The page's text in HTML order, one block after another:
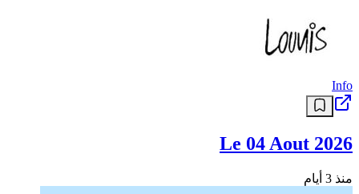
Info
Le 04 Aout 2026
منذ 3 أيام